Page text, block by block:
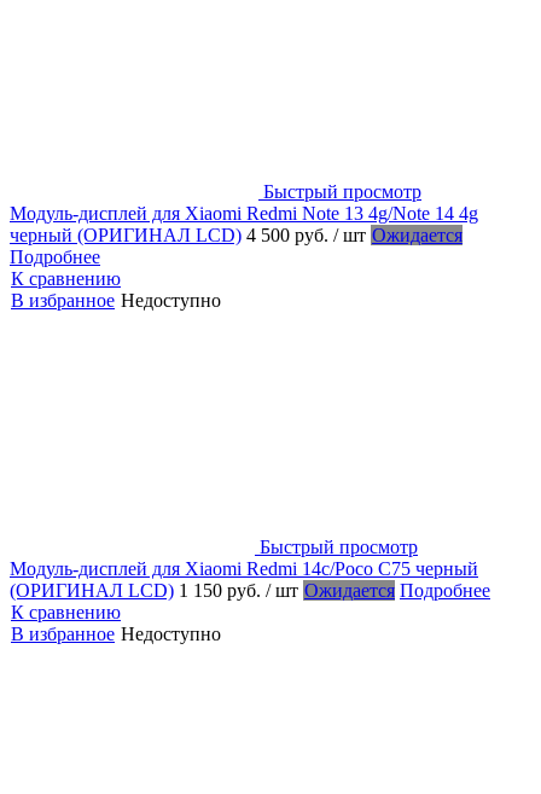
Быстрый просмотр
Модуль-дисплей для Xiaomi Redmi Note 13 4g/Note 14 4g
черный (ОРИГИНАЛ LCD) 4 500 руб. / шт Ожидается
Подробнее
К сравнению
В избранное Недоступно
Быстрый просмотр
Модуль-дисплей для Xiaomi Redmi 14c/Poco C75 черный
(ОРИГИНАЛ LCD) 1 150 руб. / шт Ожидается Подробнее
К сравнению
В избранное Недоступно